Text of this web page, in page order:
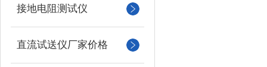
接地电阻测试仪
直流试送仪厂家价格